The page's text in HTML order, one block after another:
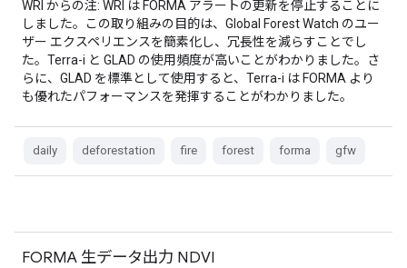
WRI からの注: WRI は FORMA アラートの更新を停止することに
しました。この取り組みの目的は、Global Forest Watch のユー
ザー エクスペリエンスを簡素化し、冗長性を減らすことでし
た。Terra-i と GLAD の使用頻度が高いことがわかりました。さ
らに、GLAD を標準として使用すると、Terra-i は FORMA より
も優れたパフォーマンスを発揮することがわかりました。
daily deforestation fire forest forma gfw
FORMA 生データ出力 NDVI